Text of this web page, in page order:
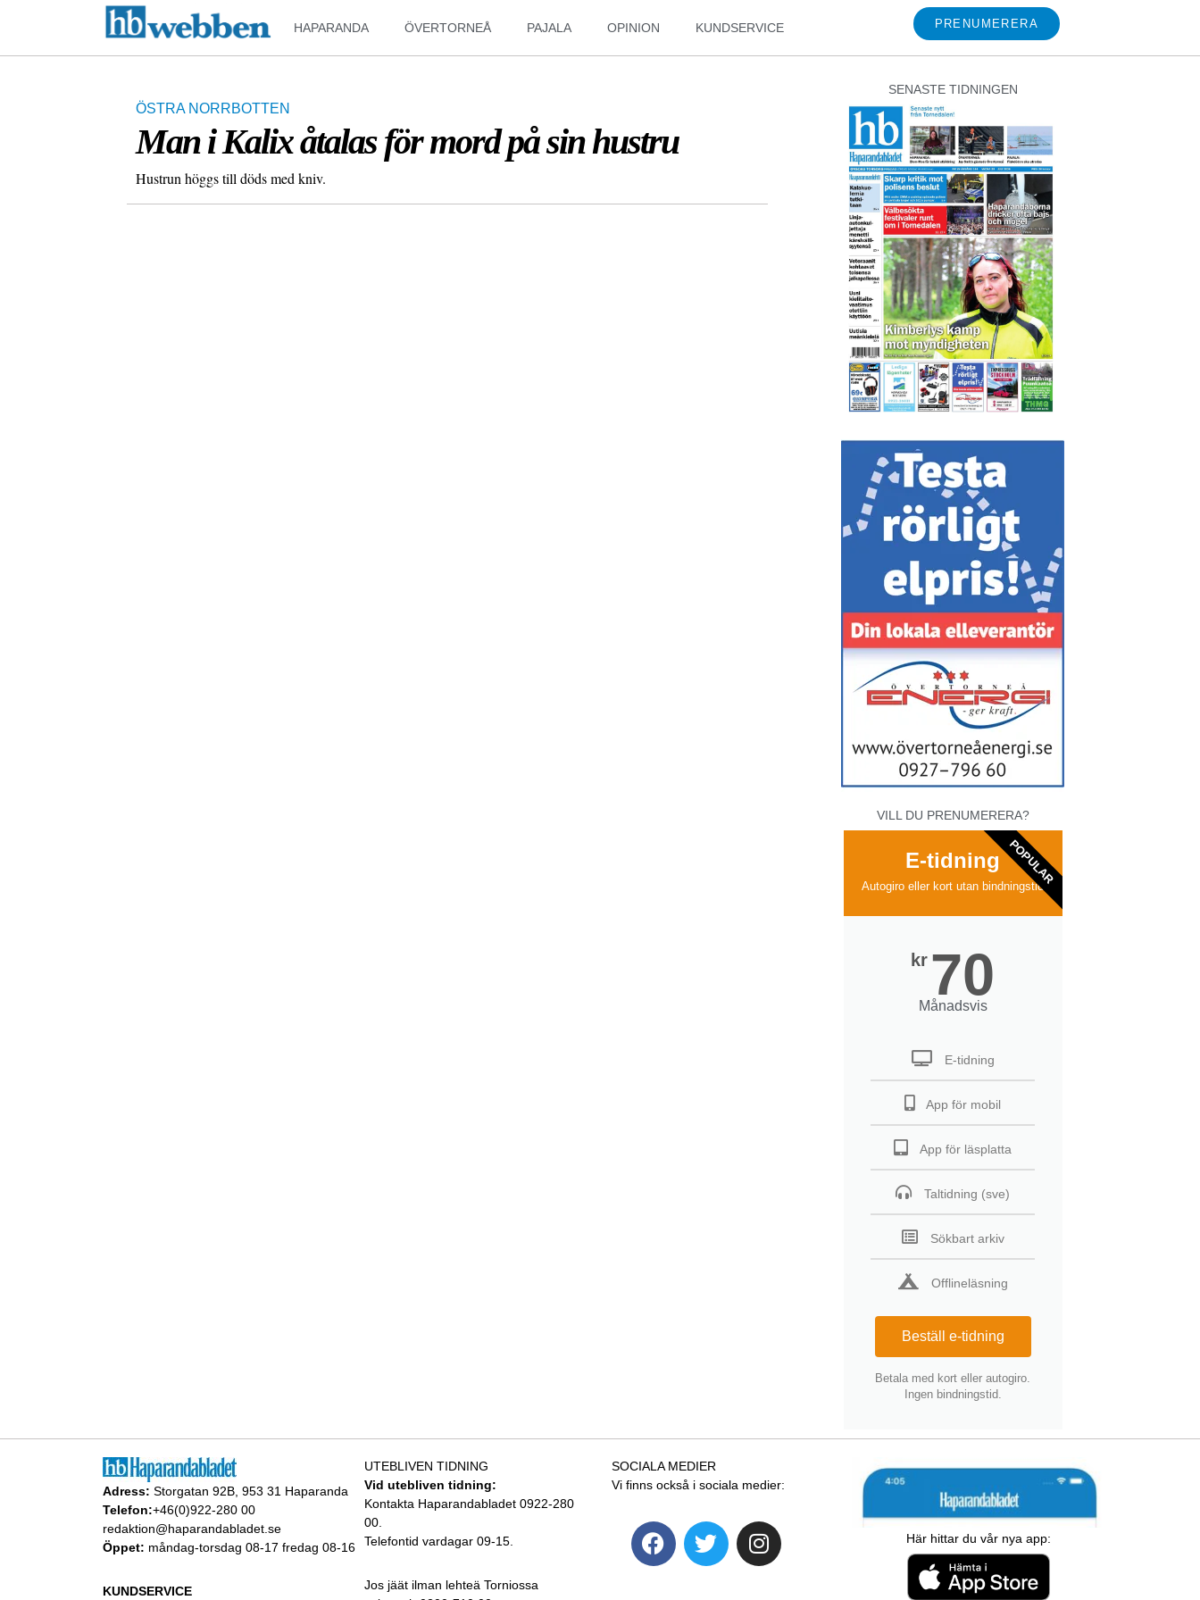
HAPARANDA ÖVERTORNEÅ PAJALA OPINION KUNDSERVICE PRENUMERERA
ÖSTRA NORRBOTTEN
Man i Kalix åtalas för mord på sin hustru
Hustrun höggs till döds med kniv.
SENASTE TIDNINGEN
VILL DU PRENUMERERA?
E-tidning
Autogiro eller kort utan bindningstid
kr 70
Månadsvis
E-tidning
App för mobil
App för läsplatta
Taltidning (sve)
Sökbart arkiv
Offlineläsning
Beställ e-tidning
Betala med kort eller autogiro.
Ingen bindningstid.
POPULAR
Adress: Storgatan 92B, 953 31 Haparanda
Telefon:+46(0)922-280 00
redaktion@haparandabladet.se
Öppet: måndag-torsdag 08-17 fredag 08-16
KUNDSERVICE
UTEBLIVEN TIDNING
Vid utebliven tidning:
Kontakta Haparandabladet 0922-280
00.
Telefontid vardagar 09-15.
Jos jäät ilman lehteä Torniossa
SOCIALA MEDIER
Vi finns också i sociala medier:
Här hittar du vår nya app: